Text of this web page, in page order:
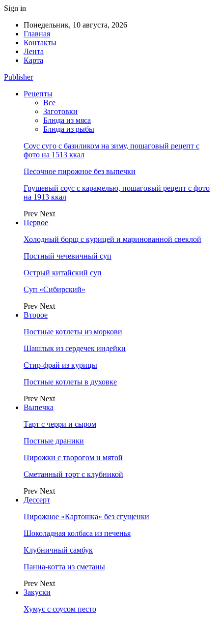
Sign in
Понедельник, 10 августа, 2026
Главная
Контакты
Лента
Карта
Publisher
Рецепты
Все
Заготовки
Блюда из мяса
Блюда из рыбы
Соус суго с базиликом на зиму, пошаговый рецепт с
фото на 1513 ккал
Песочное пирожное без выпечки
Грушевый соус с карамелью, пошаговый рецепт с фото
на 1913 ккал
Prev Next
Первое
Холодный борщ с курицей и маринованной свеклой
Постный чечевичный суп
Острый китайский суп
Суп «Сибирский»
Prev Next
Второе
Постные котлеты из моркови
Шашлык из сердечек индейки
Стир-фрай из курицы
Постные котлеты в духовке
Prev Next
Выпечка
Тарт с черри и сыром
Постные драники
Пирожки с творогом и мятой
Сметанный торт с клубникой
Prev Next
Дессерт
Пирожное «Картошка» без сгущенки
Шоколадная колбаса из печенья
Клубничный самбук
Панна-котта из сметаны
Prev Next
Закуски
Хумус с соусом песто